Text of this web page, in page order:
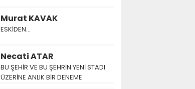
Murat KAVAK
ESKİDEN...
Necati ATAR
BU ŞEHİR VE BU ŞEHRİN YENİ STADI
ÜZERİNE ANLIK BİR DENEME